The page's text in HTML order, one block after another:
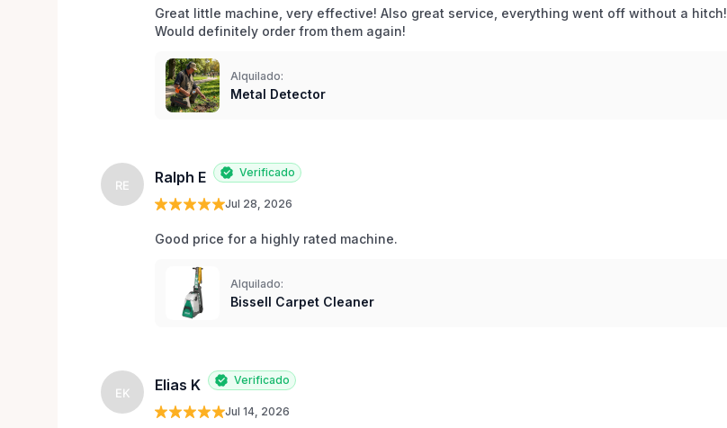
Great little machine, very effective! Also great service, everything went off without a hitch!
Would definitely order from them again!
Alquilado:
Metal Detector
RE Ralph E Verificado
Jul 28, 2026
Good price for a highly rated machine.
Alquilado:
Bissell Carpet Cleaner
EK Elias K Verificado
Jul 14, 2026